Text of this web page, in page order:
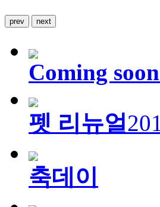
prev next
Coming
펫 리뉴얼
축데이